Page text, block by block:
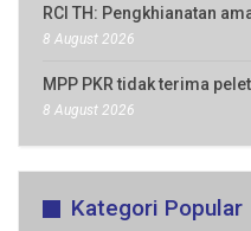
RCI TH: Pengkhianatan
8 August 2026
MPP PKR tidak terima
8 August 2026
Kategori Popular